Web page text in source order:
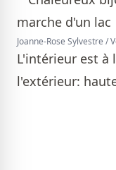
Joanne-Rose Sylvestre /
L'intérieur est à
l'extérieur: